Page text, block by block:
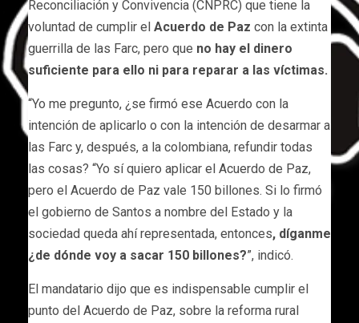
Reconciliación y Convivencia (CNPRC) que tiene la
voluntad de cumplir el Acuerdo de Paz con la extinta
guerrilla de las Farc, pero que no hay el dinero
suficiente para ello ni para reparar a las víctimas.
“Yo me pregunto, ¿se firmó ese Acuerdo con la
intención de aplicarlo o con la intención de desarmar a
las Farc y, después, a la colombiana, refundir todas
las cosas? “Yo sí quiero aplicar el Acuerdo de Paz,
pero el Acuerdo de Paz vale 150 billones. Si lo firmó
el gobierno de Santos a nombre del Estado y la
sociedad queda ahí representada, entonces, díganme
¿de dónde voy a sacar 150 billones?”, indicó.
El mandatario dijo que es indispensable cumplir el
punto del Acuerdo de Paz, sobre la reforma rural